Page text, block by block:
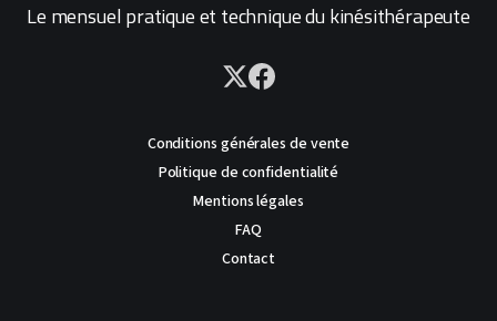
Le mensuel pratique et technique du kinésithérapeute
Conditions générales de vente
Politique de confidentialité
Mentions légales
FAQ
Contact